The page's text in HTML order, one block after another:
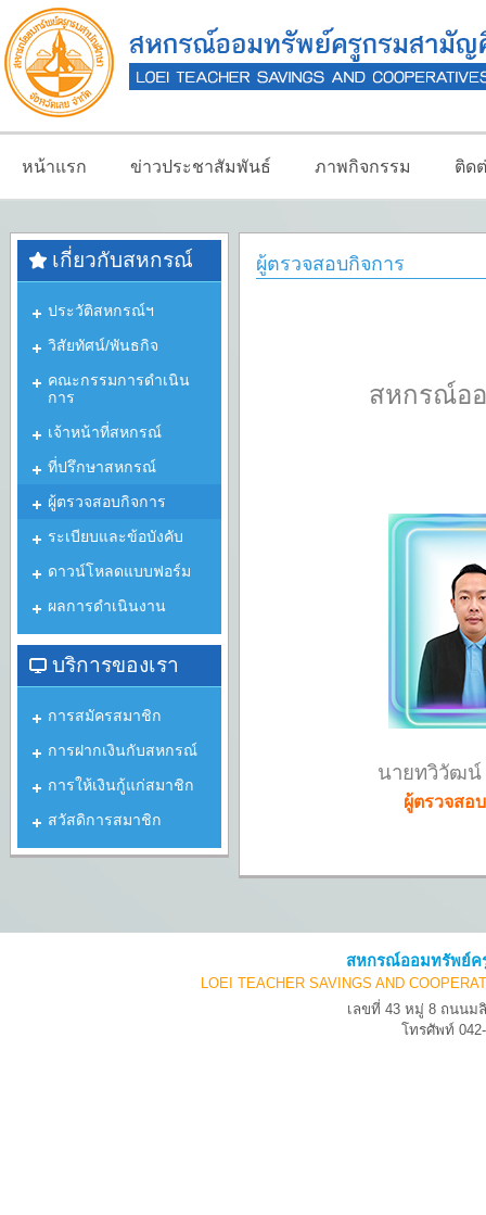
หน้าแรก ข่าวประชาสัมพันธ์ ภาพกิจกรรม ติด
ผู้ตรวจสอบกิจการ
สหกรณ์อ
นายทวิวัฒ
ผู้ตรวจสอ
เกี่ยวกับสหกรณ์
ประวัติสหกรณ์ฯ
วิสัยทัศน์/พันธกิจ
คณะกรรมการดำเนิน
การ
เจ้าหน้าที่สหกรณ์
ที่ปรึกษาสหกรณ์
ผู้ตรวจสอบกิจการ
ระเบียบและข้อบังคับ
ดาวน์โหลดแบบฟอร์ม
ผลการดำเนินงาน
บริการของเรา
การสมัครสมาชิก
การฝากเงินกับสหกรณ์
การให้เงินกู้แก่สมาชิก
สวัสดิการสมาชิก
สหกรณ์ออมทรัพย์ค
LOEI TEACHER SAVINGS AND
เลขที่ 43 หมู่ 8 ถนนม
โทรศัพท์